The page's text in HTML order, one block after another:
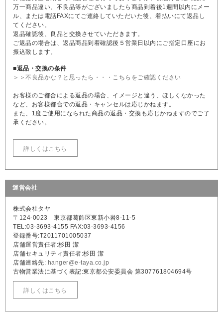
万一商品違い、不良品等がございましたら商品到着後1週間以内にメー
ル、または電話FAXにてご連絡していただいた後、着払いにて返品し
てください。
返品確認後、良品と交換させていただきます。
ご返品の場合は、返品商品到着確認後５営業日以内にご指定口座にお
振込致します。
■返品・交換の条件
＞＞不良品かな？と思ったら・・・こちらをご確認ください
お客様のご都合による返品の場合、イメージと違う、ほしくなかった
など、お客様都合での返品・キャンセルは応じかねます。
また、1度ご使用になられた商品の返品・交換も応じかねますのでご了
承ください。
詳しくはこちら
運営会社
株式会社タヤ
〒124-0023 東京都葛飾区東新小岩8-11-5
TEL:03-3693-4155 FAX:03-3693-4156
登録番号:T2011701005037
店舗運営責任者:杉田 潔
店舗セキュリティ責任者:杉田 潔
店舗連絡先: hanger@e-taya.co.jp
古物営業法に基づく表記:東京都公安委員会 第307761804694号
詳しくはこちら